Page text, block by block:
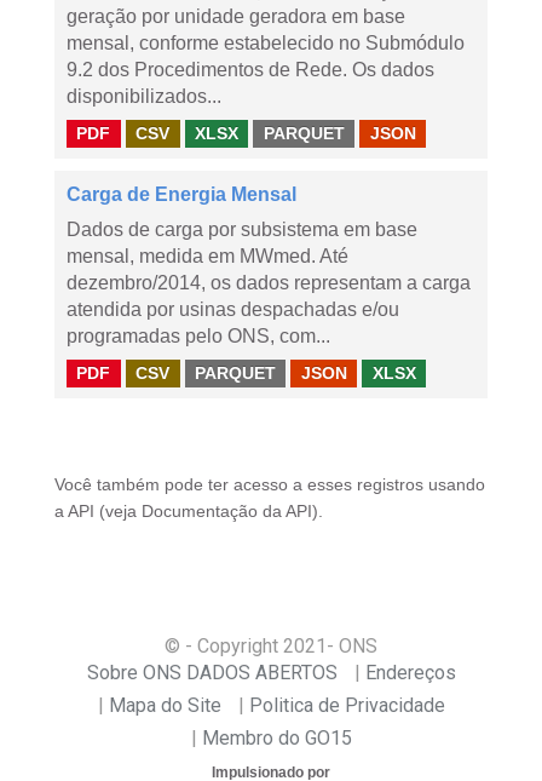
geração por unidade geradora em base
mensal, conforme estabelecido no Submódulo
9.2 dos Procedimentos de Rede. Os dados
disponibilizados...
PDF CSV XLSX PARQUET JSON
Carga de Energia Mensal
Dados de carga por subsistema em base
mensal, medida em MWmed. Até
dezembro/2014, os dados representam a carga
atendida por usinas despachadas e/ou
programadas pelo ONS, com...
PDF CSV PARQUET JSON XLSX
Você também pode ter acesso a esses registros usando
a API (veja Documentação da API ).
© - Copyright 2021 - ONS
Sobre ONS DADOS ABERTOS
Endereços
Mapa do Site
Politica de Privacidade
Membro do GO15
Impulsionado por